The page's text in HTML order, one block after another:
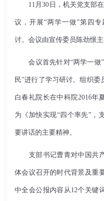
11 月30 日，机关党支部
议，开展“两学一做”第四
讨。会议由宣传委员陈劲憬主
会议首先针对“两学一
民”进行了学习研讨。组织
白春礼院长在中科院 2016年
为《加快实现“四个率先”，
要讲话的主要精神。
支部书记曹青对中国共
体会议召开的时代背景及重
中全会公报内容从 12个关键